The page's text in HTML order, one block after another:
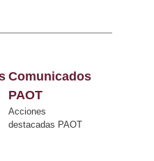
Comunicados
PAOT
Acciones
destacadas PAOT